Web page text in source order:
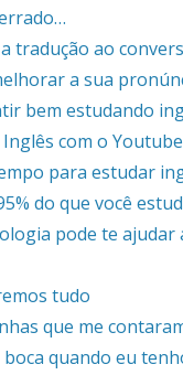
tradução ao
a sua
bem estudando
com o Youtube
para estudar
do que você
pode te ajudar
tudo
que me
quando eu